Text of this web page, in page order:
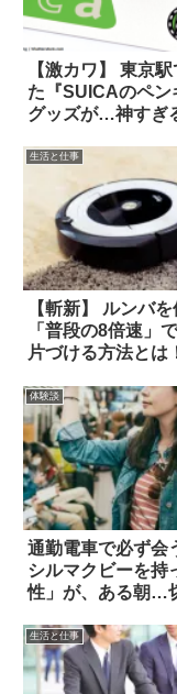
【激カワ】 東京
た『SUICAのペン
グッズが…神すぎ
生活と仕事
【斬新】 ルンバ
「普段の8倍速」
片づける方法とは
体験談
通勤電車で必ず会
シルマクビーを持
性」が、ある朝…
生活と仕事